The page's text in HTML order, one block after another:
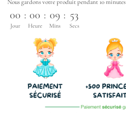
Nous gardons votre produit pendant 10 minutes
00
Jour
: 00
Heure
: 09
Mins
: 53
Secs